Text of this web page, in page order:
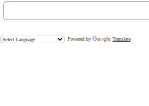
Powered by Translate